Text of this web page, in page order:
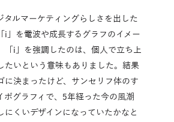
タルマーケティングらしさを出した
i」を電波や成長するグラフのイメー
「i」を強調したのは、個人で立ち上
たいという意味もありました。結果
に決まったけど、サンセリフ体のす
ポグラフィで、5年経った今の風潮
にくいデザインになっていたかなと